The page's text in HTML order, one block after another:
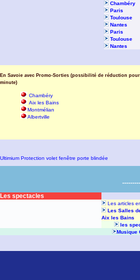
Chambéry
Paris
Toulouse
Nantes
Paris
Toulouse
Nantes
En Savoie avec Promo-Sorties (possibilité de réduction
minute)
Chambéry
Aix les Bains
Montmélian
Albertville
Ultimium Protection volet fenêtre porte blindée
Les spectacles
Les articles
Les Salles
Aix les Bains
les
Musique